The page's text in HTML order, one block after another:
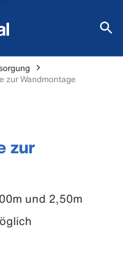
zur Wandmontage
zur
und 2,50m